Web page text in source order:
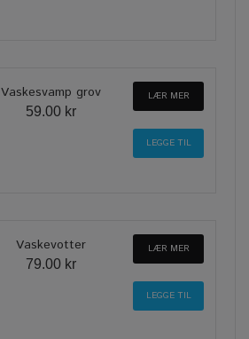
Vaskesvamp grov
59.00 kr
LÆR MER
Vaskevotter
79.00 kr
LÆR MER